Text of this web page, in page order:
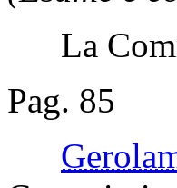
La
Pag. 85